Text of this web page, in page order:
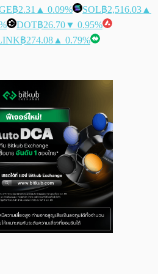
฿2.31 ▲ 0.09% SOL฿2,516.03 ▲
DOT฿26.70▼ 0.95%
฿274.08 ▲ 0.79%